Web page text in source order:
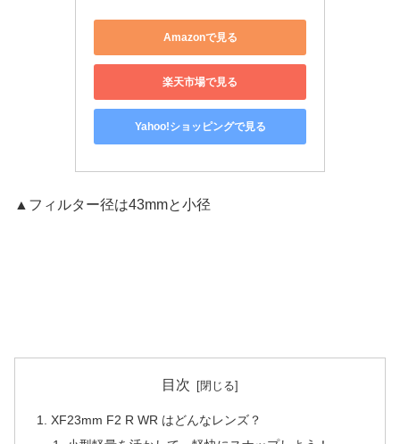
Amazonで見る
楽天市場で見る
Yahoo!ショッピングで見る
▲フィルター径は43mmと小径
目次
XF23mm F2 R WR はどんなレンズ？